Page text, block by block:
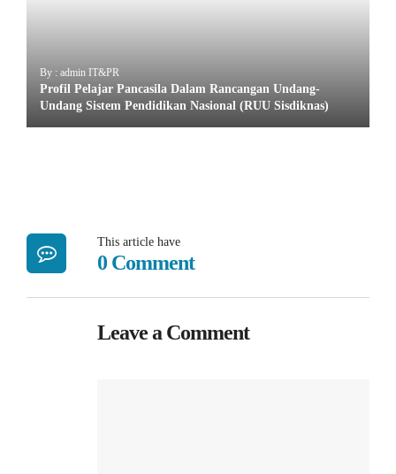
By : admin IT&PR
Profil Pelajar Pancasila Dalam Rancangan Undang-
Undang Sistem Pendidikan Nasional (RUU Sisdiknas)
This article have
0 Comment
Leave a Comment